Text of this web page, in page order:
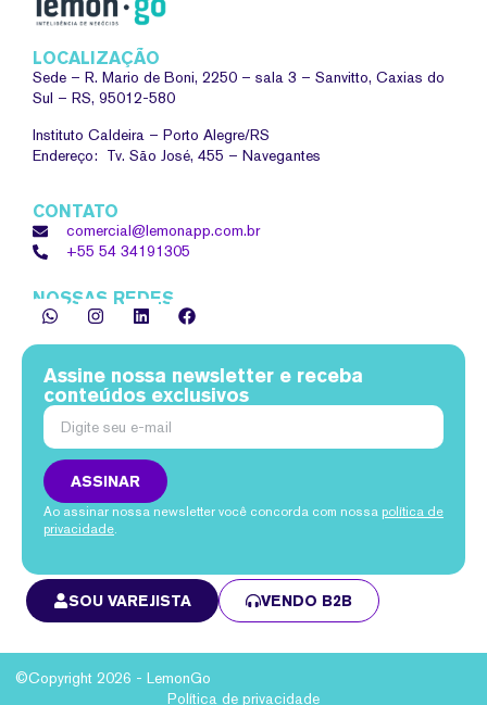
LOCALIZAÇÃO
Sede – R. Mario de Boni, 2250 – sala 3 – Sanvitto, Caxias do
Sul – RS, 95012-580
Instituto Caldeira – Porto Alegre/RS
Endereço: Tv. São José, 455 – Navegantes
CONTATO
comercial@lemonapp.com.br
+55 54 34191305
NOSSAS REDES
Assine nossa newsletter e receba
conteúdos exclusivos
ASSINAR
Ao assinar nossa newsletter você concorda com nossa política de
privacidade.
SOU VAREJISTA VENDO B2B
©Copyright 2026 - LemonGo
Política de privacidade